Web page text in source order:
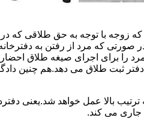
با توجه به حق طلاقی که
صورتی که مرد از رفتن به
را برای اجرای صیغه طلاق
ثبت طلاق می دهد.هم چنین
بالا عمل خواهد شد.یعنی
جاری می کند.